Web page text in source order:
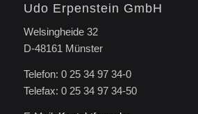
Udo Erpenstein GmbH
Welsingheide 32
D-48161 Münster
Telefon: 0 25 34 97 34-0
Telefax: 0 25 34 97 34-50